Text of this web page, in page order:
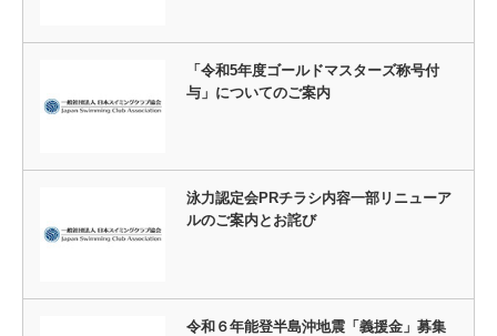
「令和5年度ゴールドマスターズ称号付
与」についてのご案内
泳力認定会PRチラシ内容一部リニューア
ルのご案内とお詫び
令和６年能登半島沖地震「義援金」募集